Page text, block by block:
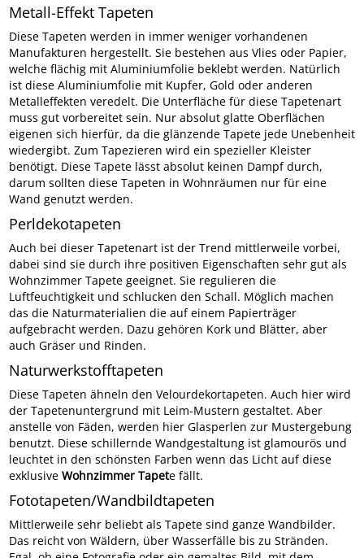
Metall-Effekt Tapeten
Diese Tapeten werden in immer weniger vorhandenen
Manufakturen hergestellt. Sie bestehen aus Vlies oder Papier,
welche flächig mit Aluminiumfolie beklebt werden. Natürlich
ist diese Aluminiumfolie mit Kupfer, Gold oder anderen
Metalleffekten veredelt. Die Unterfläche für diese Tapetenart
muss gut vorbereitet sein. Nur absolut glatte Oberflächen
eigenen sich hierfür, da die glänzende Tapete jede Unebenheit
wiedergibt. Zum Tapezieren wird ein spezieller Kleister
benötigt. Diese Tapete lässt absolut keinen Dampf durch,
darum sollten diese Tapeten in Wohnräumen nur für eine
Wand genutzt werden.
Perldekotapeten
Auch bei dieser Tapetenart ist der Trend mittlerweile vorbei,
dabei sind sie durch ihre positiven Eigenschaften sehr gut als
Wohnzimmer Tapete geeignet. Sie regulieren die
Luftfeuchtigkeit und schlucken den Schall. Möglich machen
das die Naturmaterialien die auf einem Papierträger
aufgebracht werden. Dazu gehören Kork und Blätter, aber
auch Gräser und Rinden.
Naturwerkstofftapeten
Diese Tapeten ähneln den Velourdekortapeten. Auch hier wird
der Tapetenuntergrund mit Leim-Mustern gestaltet. Aber
anstelle von Fäden, werden hier Glasperlen zur Mustergebung
benutzt. Diese schillernde Wandgestaltung ist glamourös und
leuchtet in den schönsten Farben wenn das Licht auf diese
exklusive Wohnzimmer Tapete fällt.
Fototapeten/Wandbildtapeten
Mittlerweile sehr beliebt als Tapete sind ganze Wandbilder.
Das reicht von Wäldern, über Wasserfälle bis zu Stränden.